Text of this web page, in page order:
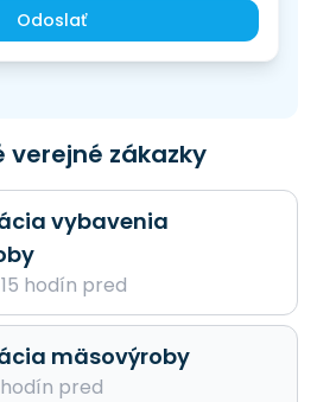
Odoslať
verejné zákazky
vybavenia
hodín pred
mäsovýroby
hodín pred